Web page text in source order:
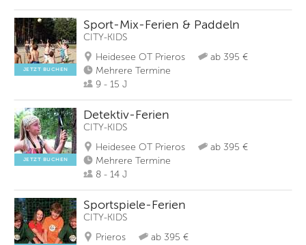
JETZT BUCHEN
Sport-Mix-Ferien & Paddeln
CITY-KIDS
Heidesee OT Prieros
ab 395 €
Mehrere Termine
9 - 15 J
JETZT BUCHEN
Detektiv-Ferien
CITY-KIDS
Heidesee OT Prieros
ab 395 €
Mehrere Termine
8 - 14 J
Sportspiele-Ferien
CITY-KIDS
Prieros
ab 395 €